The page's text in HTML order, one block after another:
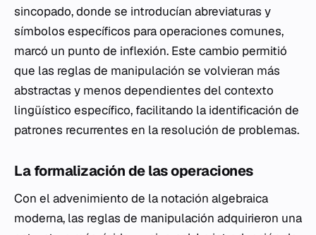
sincopado, donde se introducían abreviaturas y
símbolos específicos para operaciones comunes,
marcó un punto de inflexión. Este cambio permitió
que las reglas de manipulación se volvieran más
abstractas y menos dependientes del contexto
lingüístico específico, facilitando la identificación de
patrones recurrentes en la resolución de problemas.
La formalización de las operaciones
Con el advenimiento de la notación algebraica
moderna, las reglas de manipulación adquirieron una